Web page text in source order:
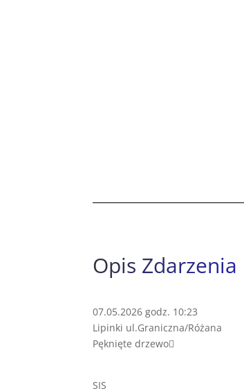
Opis Zdarzenia
07.05.2026 godz. 10:23
Lipinki ul.Graniczna/Różana
Pęknięte drzewo🪾
SIS